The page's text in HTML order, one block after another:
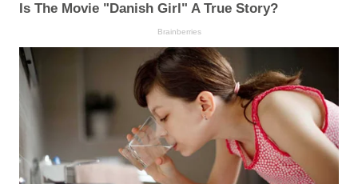
Is The Movie "Danish Girl" A True Story?
Brainberries